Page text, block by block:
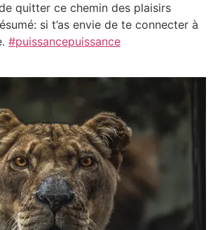
quitter ce chemin des plaisirs
si t’as envie de te connecter à
#puissancepuissance